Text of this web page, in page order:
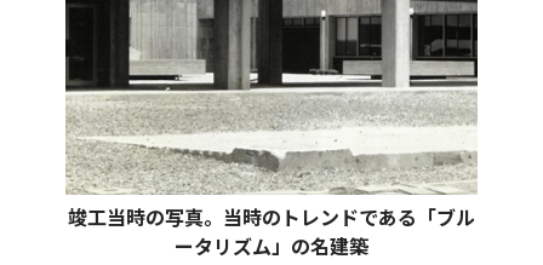
竣工当時の写真。当時のトレンドである「ブル
ータリズム」の名建築